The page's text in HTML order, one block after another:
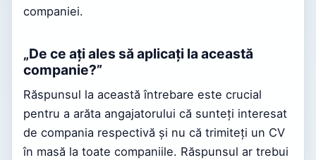
companiei.
„De ce ați ales să aplicați la această
companie?”
Răspunsul la această întrebare este crucial
pentru a arăta angajatorului că sunteți interesat
de compania respectivă și nu că trimiteți un CV
în masă la toate companiile. Răspunsul ar trebui